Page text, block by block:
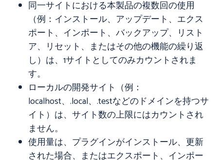
同一サイトにおける本製品の複数回の使用
（例：インストール、アップデート、エクス
ポート、インポート、バックアップ、リスト
ア、リセット、またはその他の機能の繰り返
し）は、1サイトとしてのみカウントされま
す。
ローカルの開発サイト（例：
localhost、.local、.testなどのドメインを持つサ
イト）は、サイト数の上限にはカウントされ
ません。
使用量は、プラグインがインストール、更新
された場合、またはエクスポート、インポー